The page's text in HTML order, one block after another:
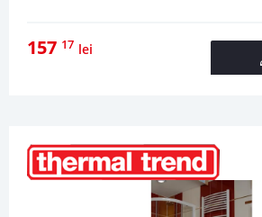
157 17 lei